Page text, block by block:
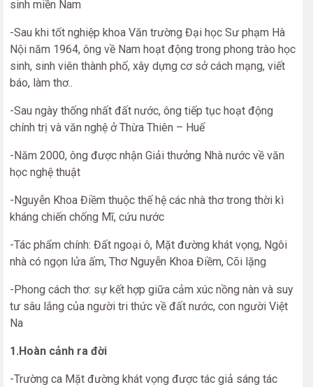
sinh miền Nam
-Sau khi tốt nghiệp khoa Văn trường Đại học Sư phạm Hà
Nội năm 1964, ông về Nam hoạt động trong phong trào học
sinh, sinh viên thành phố, xây dựng cơ sở cách mạng, viết
báo, làm thơ..
-Sau ngày thống nhất đất nước, ông tiếp tục hoạt động
chính trị và văn nghệ ở Thừa Thiên – Huế
-Năm 2000, ông được nhận Giải thưởng Nhà nước về văn
học nghệ thuật
-Nguyễn Khoa Điềm thuộc thế hệ các nhà thơ trong thời kì
kháng chiến chống Mĩ, cứu nước
-Tác phẩm chính: Đất ngoại ô, Mặt đường khát vọng, Ngôi
nhà có ngọn lửa ấm, Thơ Nguyễn Khoa Điềm, Cõi lặng
-Phong cách thơ: sự kết hợp giữa cảm xúc nồng nàn và suy
tư sâu lắng của người tri thức về đất nước, con người Việt
Na
1.Hoàn cảnh ra đời
-Trường ca Mặt đường khát vọng được tác giả sáng tác